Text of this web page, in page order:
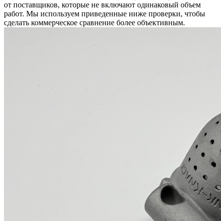
от поставщиков, которые не включают одинаковый объем
работ. Мы используем приведенные ниже проверки, чтобы
сделать коммерческое сравнение более объективным.